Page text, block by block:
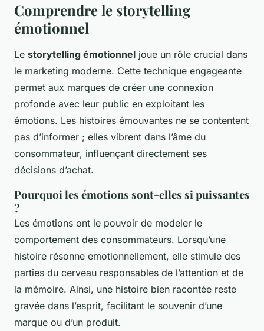
Comprendre le storytelling
émotionnel
Le storytelling émotionnel joue un rôle crucial dans
le marketing moderne. Cette technique engageante
permet aux marques de créer une connexion
profonde avec leur public en exploitant les
émotions. Les histoires émouvantes ne se contentent
pas d’informer ; elles vibrent dans l’âme du
consommateur, influençant directement ses
décisions d’achat.
Pourquoi les émotions sont-elles si puissantes
?
Les émotions ont le pouvoir de modeler le
comportement des consommateurs. Lorsqu’une
histoire résonne emotionnellement, elle stimule des
parties du cerveau responsables de l’attention et de
la mémoire. Ainsi, une histoire bien racontée reste
gravée dans l’esprit, facilitant le souvenir d’une
marque ou d’un produit.